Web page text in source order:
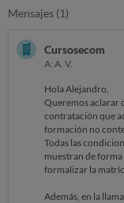
Mensajes (1)
Cursosecom
A: A. V.
Hola Alejandro,
Queremos aclarar
contratación que
formación no
Todas las
muestran de
formalizar la
Además, en la